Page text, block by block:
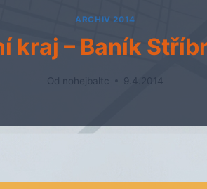
ARCHIV 2014
kraj – Baník
Od nohejbaltc 9.4.2014